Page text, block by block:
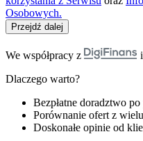
Osobowych.
Przejdź dalej
We współpracy z
i
Dlaczego warto?
Bezpłatne doradztwo
Porównanie ofert z
Doskonałe opinie od